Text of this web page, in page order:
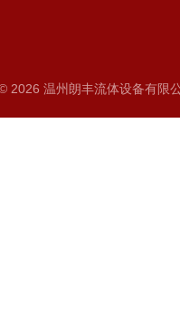
2026 温州朗丰流体设备有限